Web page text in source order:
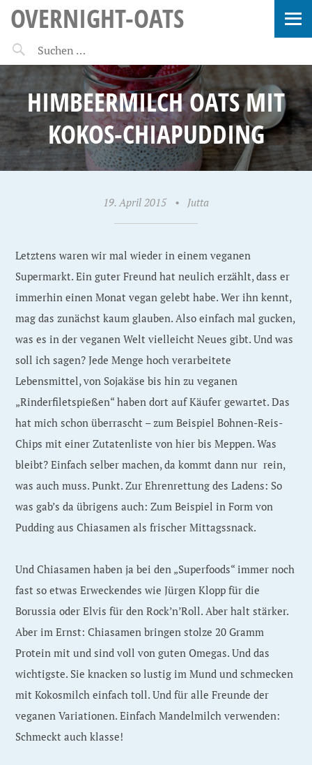
OVERNIGHT-OATS
HIMBEERMILCH OATS MIT
KOKOS-CHIAPUDDING
19. April 2015 • Jutta
Letztens waren wir mal wieder in einem veganen
Supermarkt. Ein guter Freund hat neulich erzählt, dass er
immerhin einen Monat vegan gelebt habe. Wer ihn kennt,
mag das zunächst kaum glauben. Also einfach mal gucken,
was es in der veganen Welt vielleicht Neues gibt. Und was
soll ich sagen? Jede Menge hoch verarbeitete
Lebensmittel, von Sojakäse bis hin zu veganen
„Rinderfiletspießen“ haben dort auf Käufer gewartet. Das
hat mich schon überrascht – zum Beispiel Bohnen-Reis-
Chips mit einer Zutatenliste von hier bis Meppen. Was
bleibt? Einfach selber machen, da kommt dann nur rein,
was auch muss. Punkt. Zur Ehrenrettung des Ladens: So
was gab’s da übrigens auch: Zum Beispiel in Form von
Pudding aus Chiasamen als frischer Mittagssnack.
Und Chiasamen haben ja bei den „Superfoods“ immer noch
fast so etwas Erweckendes wie Jürgen Klopp für die
Borussia oder Elvis für den Rock’n’Roll. Aber halt stärker.
Aber im Ernst: Chiasamen bringen stolze 20 Gramm
Protein mit und sind voll von guten Omegas. Und das
wichtigste. Sie knacken so lustig im Mund und schmecken
mit Kokosmilch einfach toll. Und für alle Freunde der
veganen Variationen. Einfach Mandelmilch verwenden:
Schmeckt auch klasse!